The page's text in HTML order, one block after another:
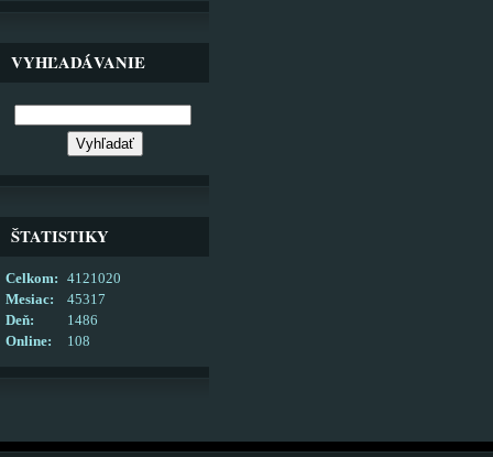
VYHĽADÁVANIE
ŠTATISTIKY
Online: 108
Celkom:
4121020
Mesiac:
45317
Deň:
1486